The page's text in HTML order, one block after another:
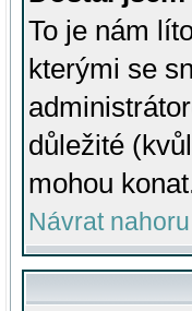
To je nám
kterými se
důležité
mohou
Návrat nahoru